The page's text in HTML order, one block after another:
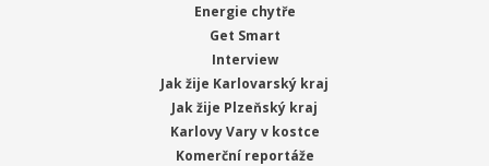
Energie chytře
Get Smart
Interview
Jak žije Karlovarský kraj
Jak žije Plzeňský kraj
Karlovy Vary v kostce
Komerční reportáže